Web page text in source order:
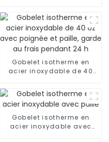
Gobelet isotherme en
acier inoxydable de 40
garde au frais pendant
24 h
Gobelet isotherme en
acier inoxydable avec